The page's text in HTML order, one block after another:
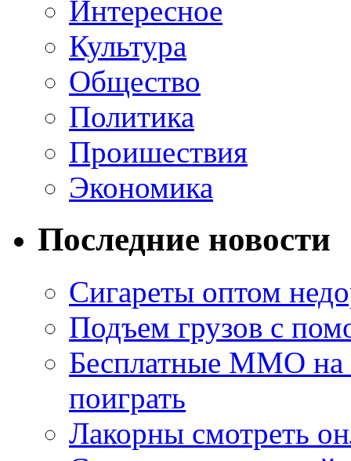
Интересное
Культура
Общество
Политика
Проишествия
Экономика
Последние новости
Сигареты оптом
Подъем грузов с
Бесплатные MMO
поиграть
Лакорны смотреть